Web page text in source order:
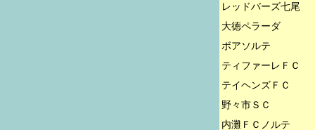
レッドバーズ七尾
大徳ペラーダ
ボアソルテ
ティファーレＦＣ
テイヘンズＦＣ
野々市ＳＣ
内灘ＦＣノルテ